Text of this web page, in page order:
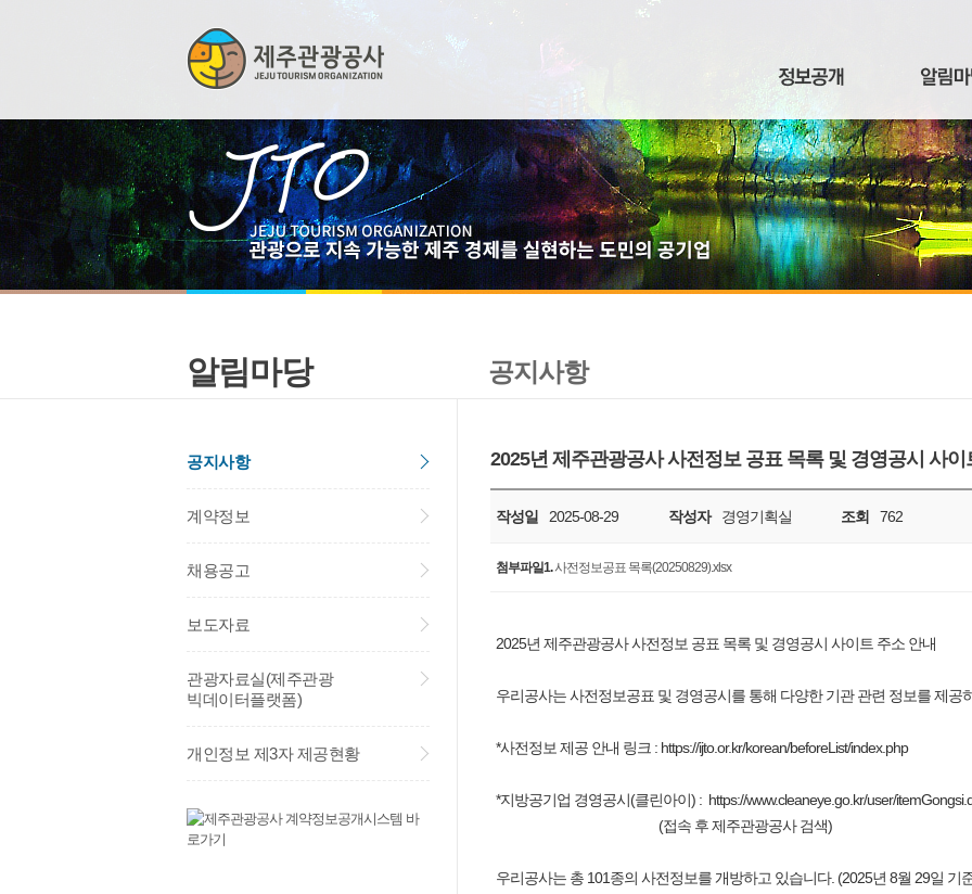
알림마당
공지사항
계약정보
채용공고
보도자료
관광자료실(제주관광
빅데이터플랫폼)
개인정보 제3자 제공현황
공지사항
2025년 제주관광공사 사전정보 공표 목록 및 경영공시 사이
작성일 2025-08-29 작성자 경영기획실 조회 762
첨부파일1.사전정보공표 목록(20250829).xlsx
2025년 제주관광공사 사전정보 공표 목록 및 경영공시 사이트 주소 안내
우리공사는 사전정보공표 및 경영공시를 통해 다양한 기관 관련 정보를 제공
*사전정보 제공 안내 링크 : https://ijto.or.kr/korean/beforeList/index.php
*지방공기업 경영공시(클린아이) : https://www.cleaneye.go.kr/user/
(접속 후 제주관광공사 검색)
우리공사는 총 101종의 사전정보를 개방하고 있습니다. (2025년 8월 29일 기